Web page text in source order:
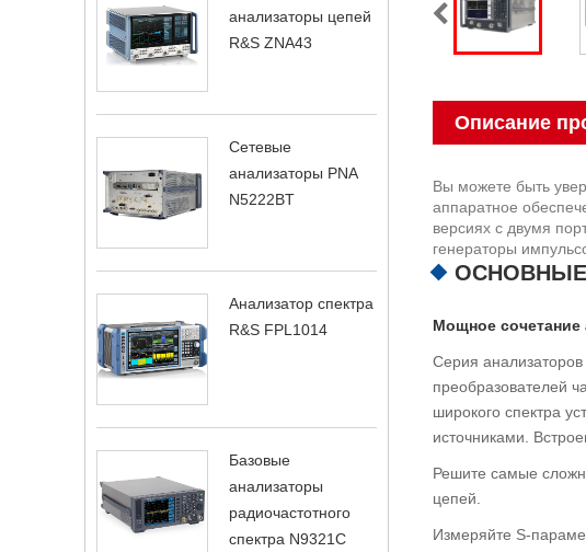
анализаторы цепей
R&S ZNA43
Сетевые
анализаторы PNA
N5222BT
Анализатор спектра
R&S FPL1014
Базовые
анализаторы
радиочастотного
спектра N9321C
Описание
Вы можете быть
аппаратное
версиях с двумя
генераторы
Мощное сочетание
Серия анализаторов
преобразователей
широкого спектра
источниками.
Решите самые
цепей.
Измеряйте S-